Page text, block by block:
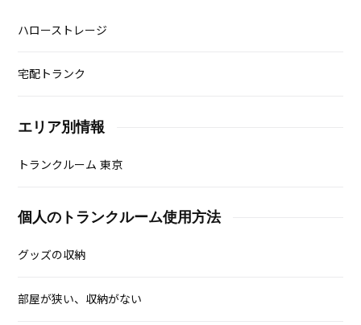
ハローストレージ
宅配トランク
エリア別情報
トランクルーム 東京
個人のトランクルーム使用方法
グッズの収納
部屋が狭い、収納がない